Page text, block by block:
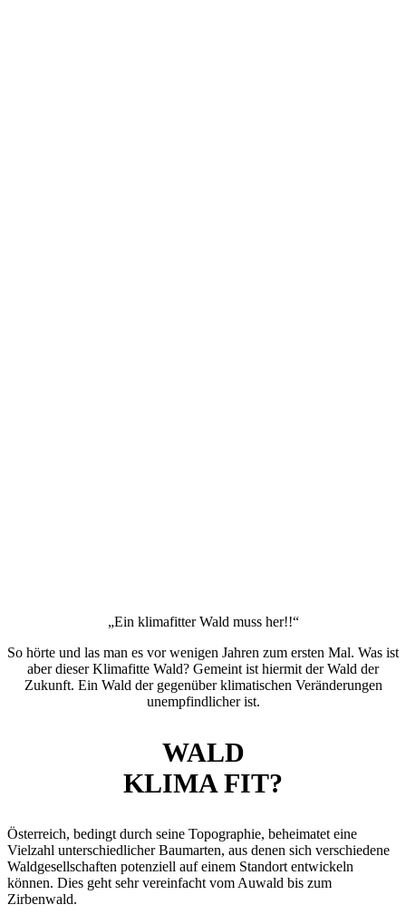
„Ein klimafitter Wald muss her!!“
So hörte und las man es vor wenigen Jahren zum ersten Mal. Was ist
aber dieser Klimafitte Wald? Gemeint ist hiermit der Wald der
Zukunft. Ein Wald der gegenüber klimatischen Veränderungen
unempfindlicher ist.
WALD
KLIMA FIT?
Österreich, bedingt durch seine Topographie, beheimatet eine
Vielzahl unterschiedlicher Baumarten, aus denen sich verschiedene
Waldgesellschaften potenziell auf einem Standort entwickeln
können. Dies geht sehr vereinfacht vom Auwald bis zum
Zirbenwald.